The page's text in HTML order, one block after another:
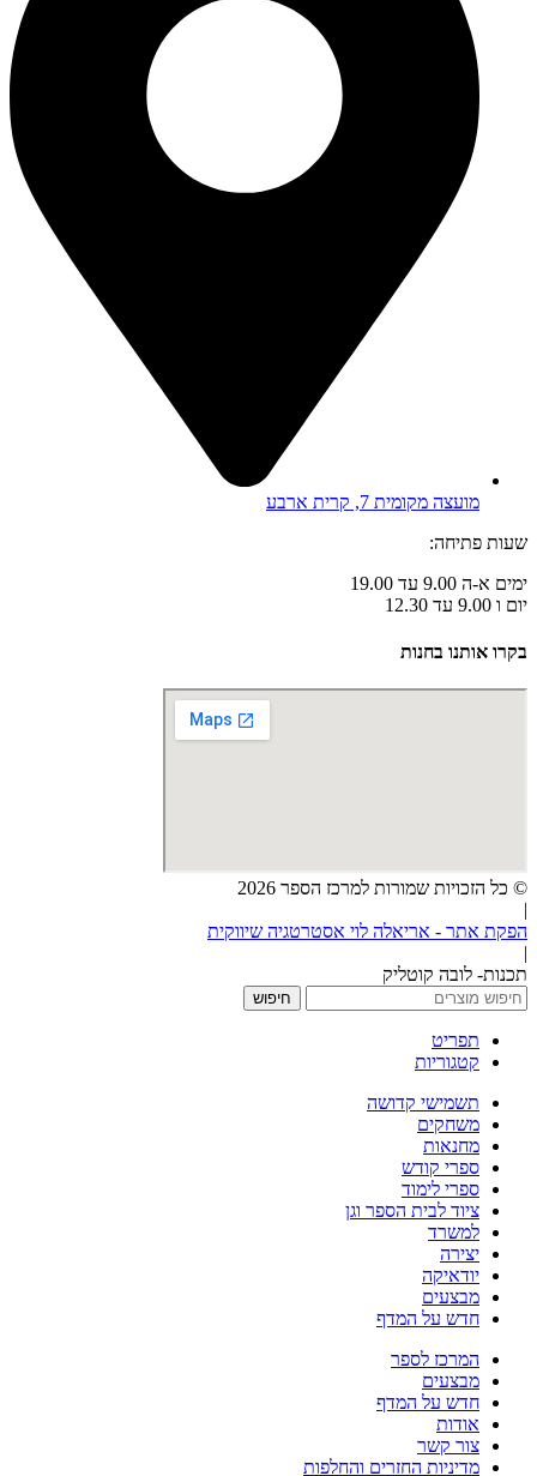
מועצה מקומית 7, קרית ארבע
שעות פתיחה:
ימים א-ה 9.00 עד 19.00
יום ו 9.00 עד 12.30
בקרו אותנו בחנות
© כל הזכויות שמורות למרכז הספר 2026
|
הפקת אתר - אריאלה לוי אסטרטגיה שיווקית
|
תכנות- לובה קוטליק
חיפוש
תפריט
קטגוריות
תשמישי קדושה
משחקים
מחנאות
ספרי קודש
ספרי לימוד
ציוד לבית הספר וגן
למשרד
יצירה
יודאיקה
מבצעים
חדש על המדף
המרכז לספר
מבצעים
חדש על המדף
אודות
צור קשר
מדיניות החזרים והחלפות